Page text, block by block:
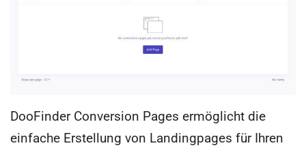
DooFinder Conversion Pages ermöglicht die
einfache Erstellung von Landingpages für Ihren